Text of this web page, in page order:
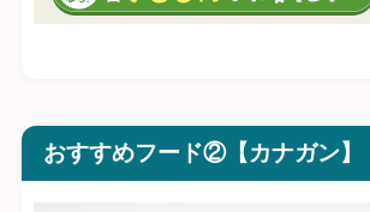
おすすめフード②【カナガン】